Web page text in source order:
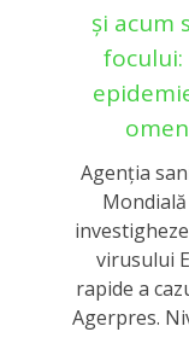
și acum
focului:
Agenţia
virusului
rapide a
Agerpres.